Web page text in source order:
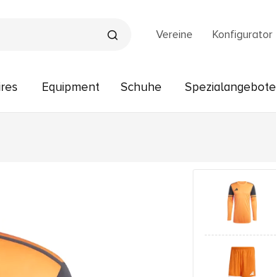
Vereine Konfigurator
Equipment Schuhe Spezialangebote